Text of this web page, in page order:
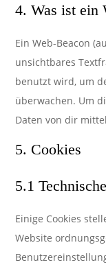
4. Was ist ein
Ein Web-Beacon
unsichtbares
benutzt wird, um
überwachen. Um
Daten von dir
5. Cookies
5.1
Einige Cookies
Website